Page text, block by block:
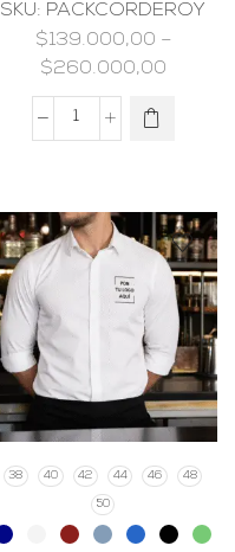
SKU: PACKCORDEROY
$139.000,00 –
$260.000,00
38 40 42 44 46 48
50